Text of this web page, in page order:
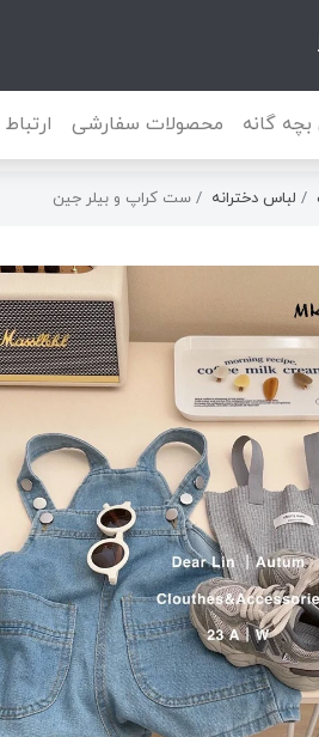
گانه محصولات سفارشی
لباس دخترانه ست كراپ و بيلر جين